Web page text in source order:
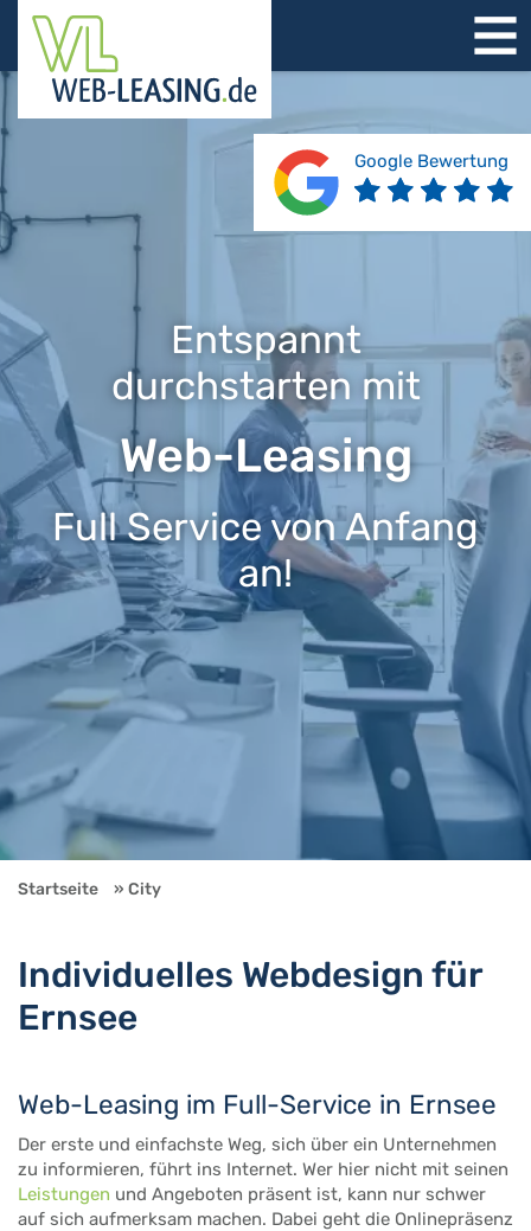
STARTSEITE
ÜBER UNS
PRODUKTE
REFERENZEN
BERATUNG
JOBS
KONTAKT
Entspannt
durchstarten mit
Web-Leasing
Full Service von Anfang
an!
Startseite City
Individuelles Webdesign für
Ernsee
Web-Leasing im Full-Service in Ernsee
Der erste und einfachste Weg, sich über ein Unternehmen
zu informieren, führt ins Internet. Wer hier nicht mit seinen
Leistungen und Angeboten präsent ist, kann nur schwer
auf sich aufmerksam machen. Dabei geht die Onlinepräsenz
Google Bewertung